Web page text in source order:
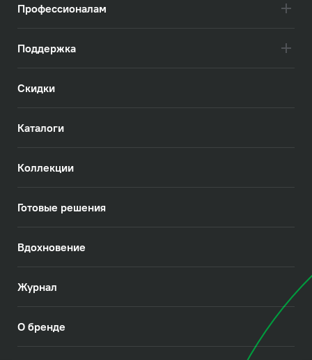
Профессионалам
Поддержка
Скидки
Каталоги
Коллекции
Готовые решения
Вдохновение
Журнал
О бренде